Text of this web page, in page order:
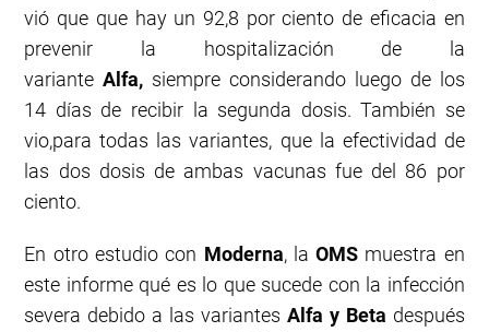
vió que que hay un 92,8 por ciento de eficacia en
prevenir la hospitalización de la
varianteAlfa, siempre considerando luego de los
14 días de recibir la segunda dosis. También se
vio,para todas las variantes, que la efectividad de
las dos dosis de ambas vacunas fue del 86 por
ciento.
En otro estudio con Moderna, laOMS muestra en
este informe qué es lo que sucede con la infección
severa debido a las variantes Alfa y Beta después